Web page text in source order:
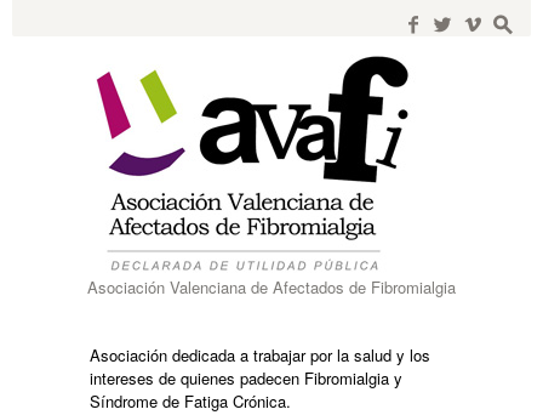
f w i s
Asociación Valenciana de Afectados de Fibromialgia
Asociación dedicada a trabajar por la salud y los
intereses de quienes padecen Fibromialgia y
Síndrome de Fatiga Crónica.